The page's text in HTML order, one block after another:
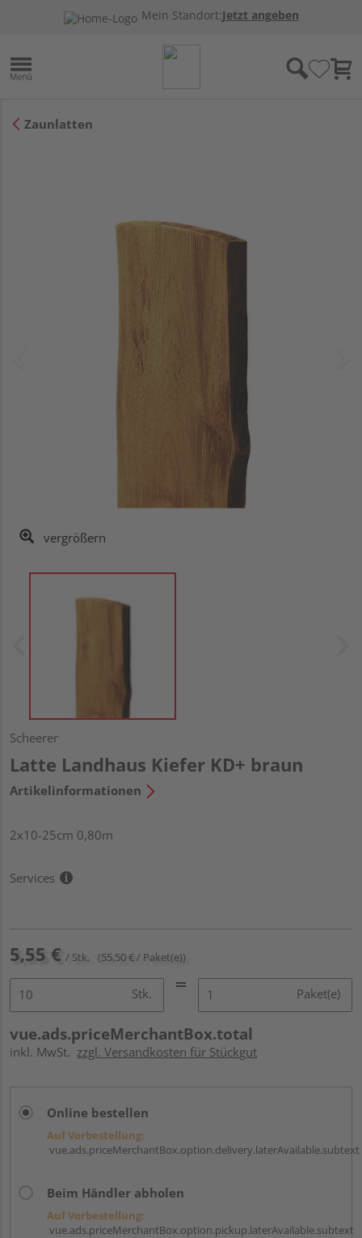
Mein Standort:Jetzt angeben
Zaunlatten
vergrößern
Scheerer
Latte Landhaus Kiefer KD+ braun
Artikelinformationen
2x10-25cm 0,80m
Services
5,55 € / Stk. (55,50 € / Paket(e))
Stk. Paket(e)
vue.ads.priceMerchantBox.total
inkl. MwSt. zzgl. Versandkosten für Stückgut
Online bestellen
Auf Vorbestellung:
vue.ads.priceMerchantBox.option.delivery.laterAvailable.subtext
Beim Händler abholen
Auf Vorbestellung:
vue.ads.priceMerchantBox.option.pickup.laterAvailable.subtext